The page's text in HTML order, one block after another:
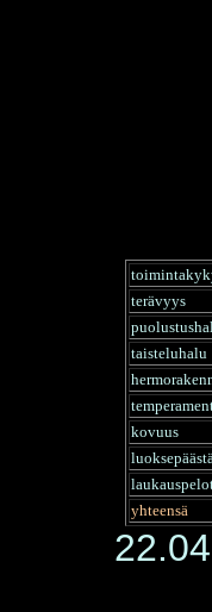
terävyys
taisteluhalu
kovuus
yhteensä